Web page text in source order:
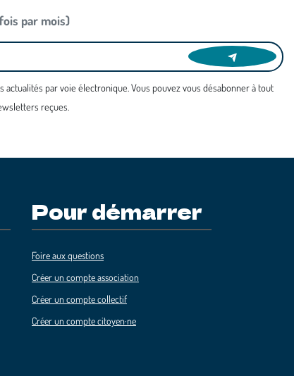
par mois)
par voie électronique. Vous pouvez vous désabonner à tout
reçues.
Pour démarrer
Foire aux questions
Créer un compte association
Créer un compte collectif
Créer un compte citoyen·ne